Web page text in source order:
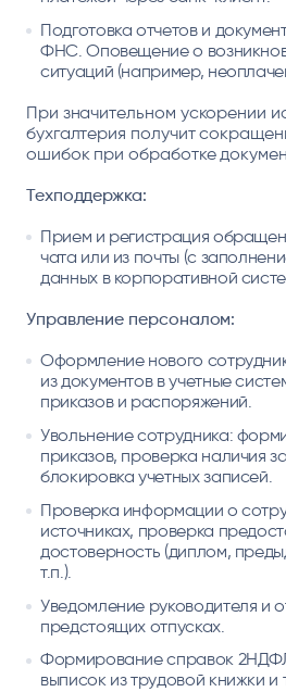
Подготовка отчетов и
ФНС. Оповещение о
ситуаций (например,
При значительном ускорении
бухгалтерия получит
ошибок при обработке
Техподдержка:
Прием и регистрация
чата или из почты (с
данных в корпоративной
Управление персоналом:
Оформление нового
из документов в учетные
приказов и распоряжений.
Увольнение сотрудника:
приказов, проверка наличия
блокировка учетных записей.
Проверка информации о
источниках, проверка
достоверность (диплом,
т.п.).
Уведомление руководителя и
предстоящих отпусках.
Формирование справок
выписок из трудовой книжки и